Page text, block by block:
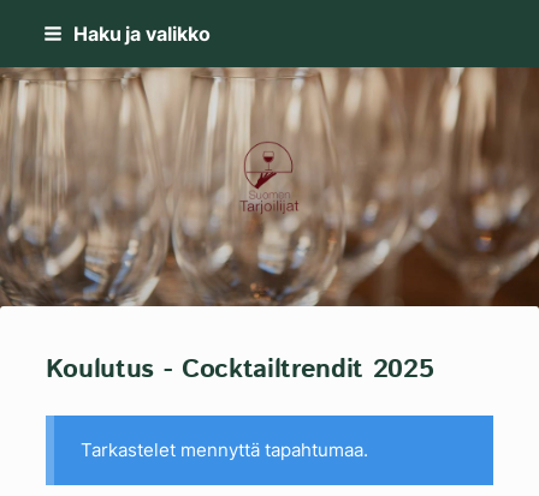
Siirry
sisältöön
Haku ja valikko
Suomen Tarjoilijat-kilta ry
Koulutus - Cocktailtrendit 2025
Tarkastelet mennyttä tapahtumaa.